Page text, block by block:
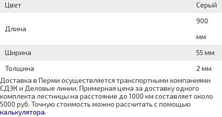
Цвет Серый
Длина
900
мм
Ширина
55 мм
Толщина
2 мм
Доставка в Перми осуществляется транспортными компаниями
СДЭК и Деловые линии. Примерная цена за доставку одного
комплекта лестницы на расстояние до 1000 км составляет около
5000 руб. Точную стоимость можно рассчитать с помощью
калькулятора.